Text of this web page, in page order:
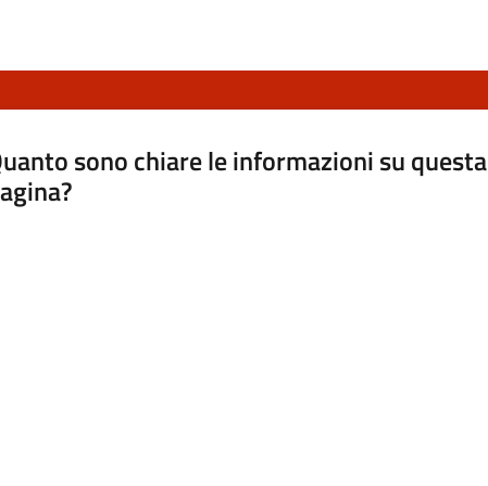
sono chiare le informazioni su questa